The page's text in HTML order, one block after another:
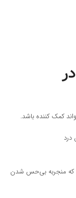
کمک کننده باشد.
درد
که منجربه بی‌حس شدن